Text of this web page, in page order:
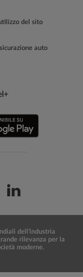
del sito
auto
dell’industria
rilevanza per la
moderne.